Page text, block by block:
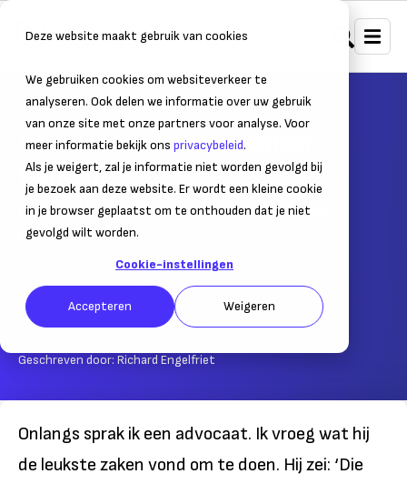
Deze website maakt gebruik van cookies
We gebruiken cookies om websiteverkeer te
analyseren. Ook delen we informatie over uw gebruik
van onze site met onze partners voor analyse. Voor
meer informatie bekijk ons privacybeleid.
Als je weigert, zal je informatie niet worden gevolgd bij
je bezoek aan deze website. Er wordt een kleine cookie
in je browser geplaatst om te onthouden dat je niet
gevolgd wilt worden.
Cookie-instellingen
Accepteren Weigeren
Home Strategie, marketing & sales Verkoop
Werk jij ook het liefst zonder
klanten?
Column | Een positieve houding trekt meer
klandizie
30 augustus 2012– Leestijd: 3min.
Laatst bijgewerkt:
30 augustus 2012
Geschreven door: Richard Engelfriet
Onlangs sprak ik een advocaat. Ik vroeg wat hij
de leukste zaken vond om te doen. Hij zei: ‘Die